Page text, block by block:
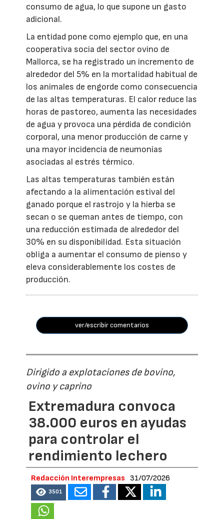
consumo de agua, lo que supone un gasto
adicional.
La entidad pone como ejemplo que, en una
cooperativa socia del sector ovino de
Mallorca, se ha registrado un incremento de
alrededor del 5% en la mortalidad habitual de
los animales de engorde como consecuencia
de las altas temperaturas. El calor reduce las
horas de pastoreo, aumenta las necesidades
de agua y provoca una pérdida de condición
corporal, una menor producción de carne y
una mayor incidencia de neumonías
asociadas al estrés térmico.
Las altas temperaturas también están
afectando a la alimentación estival del
ganado porque el rastrojo y la hierba se
secan o se queman antes de tiempo, con
una reducción estimada de alrededor del
30% en su disponibilidad. Esta situación
obliga a aumentar el consumo de pienso y
eleva considerablemente los costes de
producción.
ver/escribir comentarios
Dirigido a explotaciones de bovino,
ovino y caprino
Extremadura convoca
38.000 euros en ayudas
para controlar el
rendimiento lechero
Redacción Interempresas 31/07/2026
3501